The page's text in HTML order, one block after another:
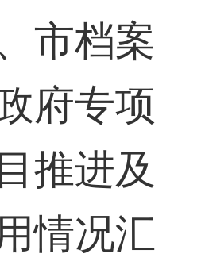
市档案
府专项
推进及
情况汇